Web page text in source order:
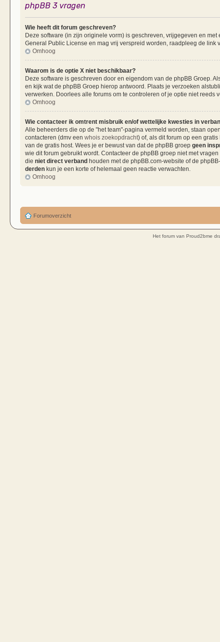
phpBB 3 vragen
Wie heeft dit forum geschreven?
Deze software (in zijn originele vorm) is geschreven, vrijgegeven en
General Public License en mag vrij verspreid worden, raadpleeg de link
Omhoog
Waarom is de optie X niet beschikbaar?
Deze software is geschreven door en eigendom van de phpBB Groep.
en kijk wat de phpBB Groep hierop antwoord. Plaats je verzoeken
verwerken. Doorlees alle forums om te controleren of je optie niet
Omhoog
Wie contacteer ik omtrent misbruik en/of wettelijke kwesties in
Alle beheerders die op de "het team"-pagina vermeld worden, staan
contacteren (dmv een whois zoekopdracht) of, als dit forum op een
van de gratis host. Wees je er bewust van dat de phpBB groep geen
wie dit forum gebruikt wordt. Contacteer de phpBB groep niet met
die niet direct verband houden met de phpBB.com-website of de
derden kun je een korte of helemaal geen reactie verwachten.
Omhoog
Forumoverzicht
Het forum van Proud2bme